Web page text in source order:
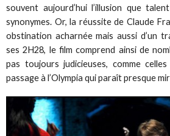
souvent aujourd’hui l’illusion que
synonymes. Or, la réussite de Claude
obstination acharnée mais aussi d’un
ses 2H28, le film comprend ainsi de
pas toujours judicieuses, comme
passage à l’Olympia qui paraît presque